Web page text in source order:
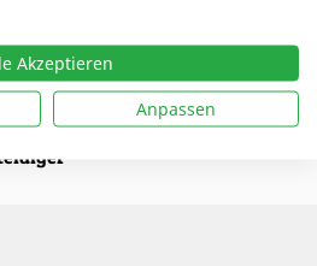
für zukünftige
Akzeptieren
Anpassen